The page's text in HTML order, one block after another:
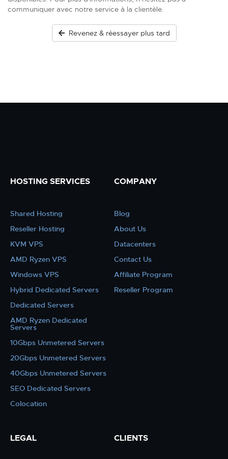
communiquer avec notre service à la clientèle.
Revenez & réessayer plus tard
HOSTING SERVICES
Shared Hosting
Reseller Hosting
KVM VPS
AMD Ryzen VPS
Windows VPS
Hybrid Dedicated Servers
Dedicated Servers
AMD Ryzen Dedicated
Servers
10Gbps Unmetered Servers
20Gbps Unmetered Servers
40Gbps Unmetered Servers
SEO Dedicated Servers
Colocation
COMPANY
Blog
About Us
Datacenters
Contact Us
Affiliate Program
Reseller Program
LEGAL CLIENTS